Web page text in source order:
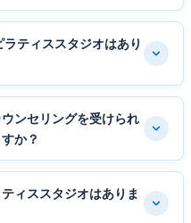
ティススタジオはあり
ンセリングを受けられ
か？
ィススタジオはありま